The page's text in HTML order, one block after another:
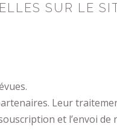
SUR LE
Leur
et l’envoi de